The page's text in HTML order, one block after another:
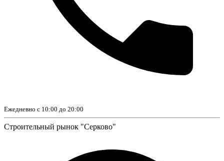
Ежедневно с 10:00 до 20:00
Строительный рынок "Серково"